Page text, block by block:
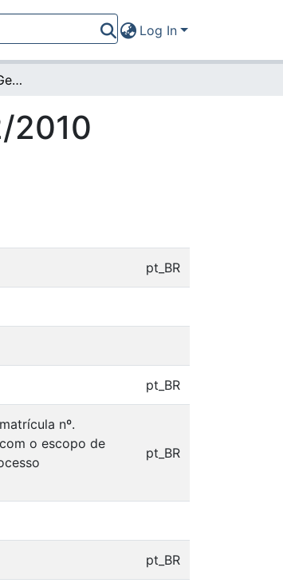
Log In
Portaria da Diretoria-Geral nº 512/2010 (14489)
2010
pt_BR
pt_BR
nº.
o escopo de
pt_BR
pt_BR